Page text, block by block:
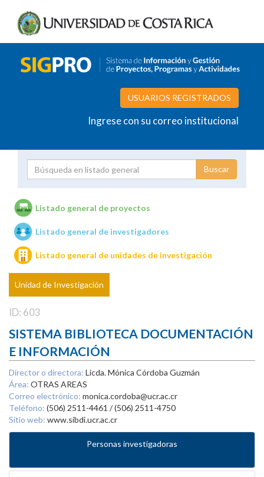
USUARIOS REGISTRADOS
Ingrese con su correo institucional
Unidades de investigación
Listado general de proyectos
Listado general de investigadores
Listado general de unidades de investigación
Unidad de Investigación
ID: 603
SISTEMA BIBLIOTECA DOCUMENTACIÓN
E INFORMACIÓN
Director o directora: Licda. Mónica Córdoba Guzmán
Área: OTRAS AREAS
Correo electrónico: monica.cordoba@ucr.ac.cr
Teléfono: (506) 2511-4461 / (506) 2511-4750
Sitio web: www.sibdi.ucr.ac.cr
Personas investigadoras